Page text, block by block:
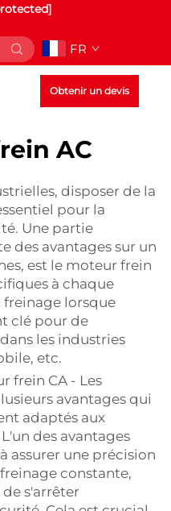
FR
Obtenir un devis
AC
disposer de la
pour la
Une partie
des avantages sur un
est le moteur frein
à chaque
lorsque
clé pour de
les industries
etc.
frein CA - Les
avantages qui
adaptés aux
des avantages
assurer une précision
constante,
s'arrêter